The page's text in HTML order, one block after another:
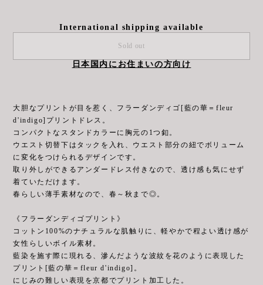
International shipping available
Sold out
日本国内にお住まいの方向け
大胆なプリントが目を惹く、フラーダンディゴ[藍の華＝fleur
d'indigo]プリントドレス。
コンパクトなスタンドカラーに胸元の1つ釦。
ウエスト切替下はタックを入れ、ウエスト部分の紐でボリューム
に変化をつけられるデザインです。
取り外しができるアンダードレス付きなので、透け感も気にせず
着ていただけます。
春らしい薄手素材なので、春～秋まで◎。
《フラーダンディゴプリント》
コットン100%のナチュラルな肌触りに、軽やかで程よい透け感が
女性らしいボイル素材。
藍染を施す際に現れる、滲んだような波紋を花のように表現した
プリント[藍の華＝fleur d'indigo]。
にじみの難しい表現を京都でプリント加工した。